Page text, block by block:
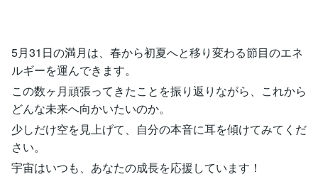
5月31日の満月は、春から初夏へと移り変わる節目のエネ
ルギーを運んできます。
この数ヶ月頑張ってきたことを振り返りながら、これから
どんな未来へ向かいたいのか。
少しだけ空を見上げて、自分の本音に耳を傾けてみてくだ
さい。
宇宙はいつも、あなたの成長を応援しています！